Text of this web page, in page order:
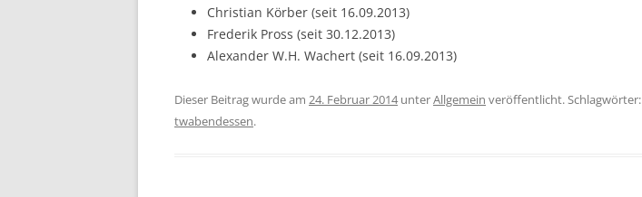
Christian Körber (seit 16.09.2013)
Frederik Pross (seit 30.12.2013)
Alexander W.H. Wachert (seit 16.09.2013)
Dieser Beitrag wurde am 24. Februar 2014unterAllgemein veröffentlicht. Schlagwörter:
twabendessen.